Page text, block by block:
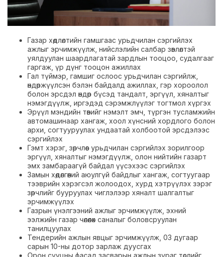
Газар хөдлөлтийн гамшгаас урьдчилан сэргийлэх
ажлыг эрчимжүүлж, нийслэлийн салбар зөвлөлтэй
уялдуулан шаардлагатай зардлын тооцоо, судалгааг
гаргаж, үр дүнг тооцон ажиллах
Гал түймэр, гамшиг ослоос урьдчилан сэргийлж,
өндөржүүлсэн бэлэн байдалд ажиллах, гэр хороолол
болон эрсдэл өндөр бүсэд тандалт, эргүүл, хяналтыг
нэмэгдүүлж, иргэдэд сэрэмжлүүлэг тогтмол хүргэх
Эрүүл мэндийн төвийг нэмэлт эмч, түргэн тусламжийн
автомашинаар хангаж, хоол хүнсний хордлого болон
архи, согтууруулах ундаатай холбоотой эрсдэлээс
сэргийлэх
Гэмт хэрэг, зөрчлөөс урьдчилан сэргийлэх зорилгоор
эргүүл, хяналтыг нэмэгдүүлж, олон нийтийн газарт
эмх замбараагүй байдал үүсэхээс сэргийлэх
Замын хөдөлгөөний аюулгүй байдлыг хангаж, согтуугаар
тээврийн хэрэгсэл жолоодох, хурд хэтрүүлэх зэрэг
зөрчлийг бууруулах чиглэлээр хяналт шалгалтыг
эрчимжүүлэх
Газрын үнэлгээний ажлыг эрчимжүүлж, эхний
ээлжийн газар чөлөөлөх саналыг боловсруулан
танилцуулах
Тендерийн ажлын явцыг эрчимжүүлж, 03 дугаар
сарын 10-ны дотор зарлаж дуусгах
Орон сууцны фасад засварын ажлын зураг төслийг